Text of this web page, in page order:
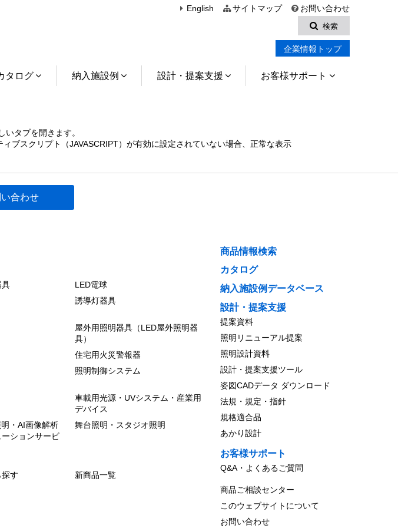
English サイトマップ
お問い合わせ
検索
企業情報トップ
タログ 納入施設例 設計・提案支援 お客様サポート
いタブを開きます。
ブスクリプト（JAVASCRIPT）が有効に設定されていない場合、正常な表示
合わせ
具
LED電球
誘導灯器具
屋外用照明器具（LED屋外照明器
具）
住宅用火災警報器
照明制御システム
車載用光源・UVシステム・産業用
デバイス
・AI画像解析
ションサービ
舞台照明・スタジオ照明
す 新商品一覧
商品情報検索
カタログ
納入施設例データベース
設計・提案支援
提案資料
照明リニューアル提案
照明設計資料
設計・提案支援ツール
姿図CADデータ ダウンロード
法規・規定・指針
規格適合品
あかり設計
お客様サポート
Q&A・よくあるご質問
商品ご相談センター
このウェブサイトについて
お問い合わせ